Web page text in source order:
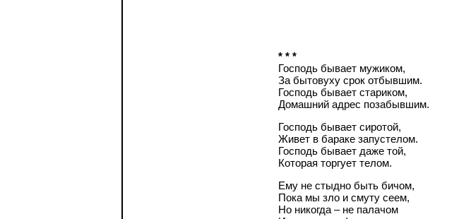
* * *
Господь бывает мужиком,
За бытовуху срок отбывшим.
Господь бывает стариком,
Домашний адрес позабывшим.
Господь бывает сиротой,
Живет в бараке запустелом.
Господь бывает даже той,
Которая торгует телом.
Ему не стыдно быть бичом,
Пока мы зло и смуту сеем,
Но никогда – не палачом